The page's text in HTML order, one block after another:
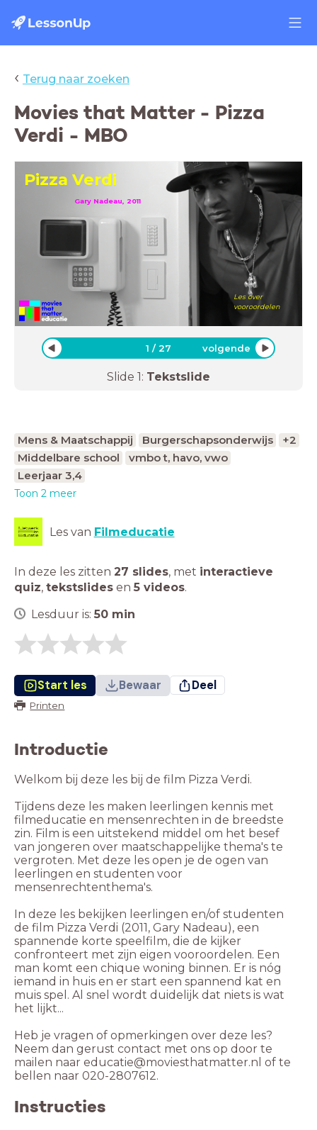
‹ Terug naar zoeken
Movies that Matter - Pizza
Verdi - MBO
Pizza Verdi
Gary Nadeau, 2011
Les over
vooroordelen
1 /27 volgende
Slide 1: Tekstslide
Mens & Maatschappij Burgerschapsonderwijs
+2
Middelbare school
vmbo t, havo, vwo
Leerjaar 3,4
Toon 2 meer
Les van Filmeducatie
In deze les zitten 27 slides, met interactieve
quiz, tekstslides en 5 videos.
Lesduur is: 50 min
Start les Bewaar Deel
Printen
Introductie
Welkom bij deze les bij de film Pizza Verdi.
Tijdens deze les maken leerlingen kennis met
filmeducatie en mensenrechten in de breedste
zin. Film is een uitstekend middel om het besef
van jongeren over maatschappelijke thema's te
vergroten. Met deze les open je de ogen van
leerlingen en studenten voor
mensenrechtenthema's.
In deze les bekijken leerlingen en/of studenten
de film Pizza Verdi (2011, Gary Nadeau), een
spannende korte speelfilm, die de kijker
confronteert met zijn eigen vooroordelen. Een
man komt een chique woning binnen. Er is nóg
iemand in huis en er start een spannend kat en
muis spel. Al snel wordt duidelijk dat niets is wat
het lijkt...
Heb je vragen of opmerkingen over deze les?
Neem dan gerust contact met ons op door te
mailen naar educatie@moviesthatmatter.nl of te
bellen naar 020-2807612.
Instructies